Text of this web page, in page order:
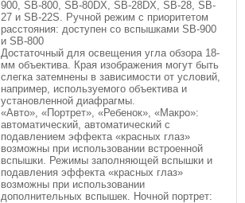
900, SB-800, SB-80DX, SB-28DX, SB-28, SB-
27 и SB-22S. Ручной режим с приоритетом
расстояния: доступен со вспышками SB-900
и SB-800
Достаточный для освещения угла обзора 18-
мм объектива. Края изображения могут быть
слегка затемнены в зависимости от условий,
например, используемого объектива и
установленной диафрагмы.
«Авто», «Портрет», «Ребенок», «Макро»:
автоматический, автоматический с
подавлением эффекта «красных глаз»
возможны при использовании встроенной
вспышки. Режимы заполняющей вспышки и
подавления эффекта «красных глаз»
возможны при использовании
дополнительных вспышек. Ночной портрет: